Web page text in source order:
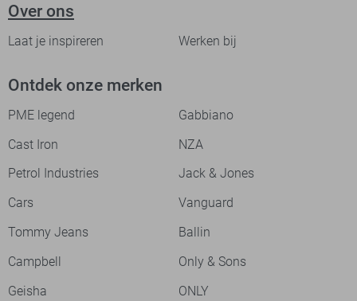
Over ons
Laat je inspireren Werken bij
Ontdek onze merken
PME legend
Gabbiano
Cast Iron
NZA
Petrol Industries
Jack & Jones
Cars
Vanguard
Tommy Jeans
Ballin
Campbell
Only & Sons
Geisha
ONLY